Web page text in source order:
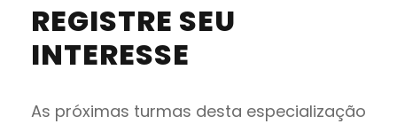
REGISTRE SEU
INTERESSE
As próximas turmas desta especialização